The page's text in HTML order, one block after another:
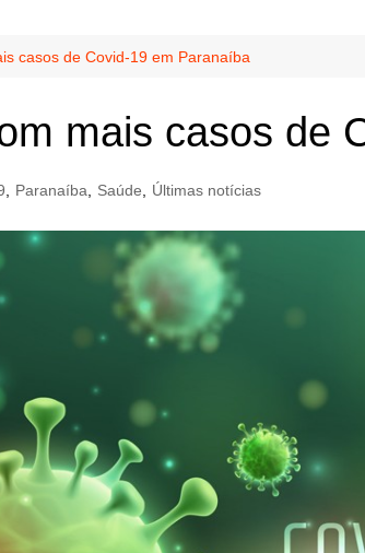
casos de Covid-19 em Paranaíba
mais casos de
Paranaíba Saúde Últimas notícias